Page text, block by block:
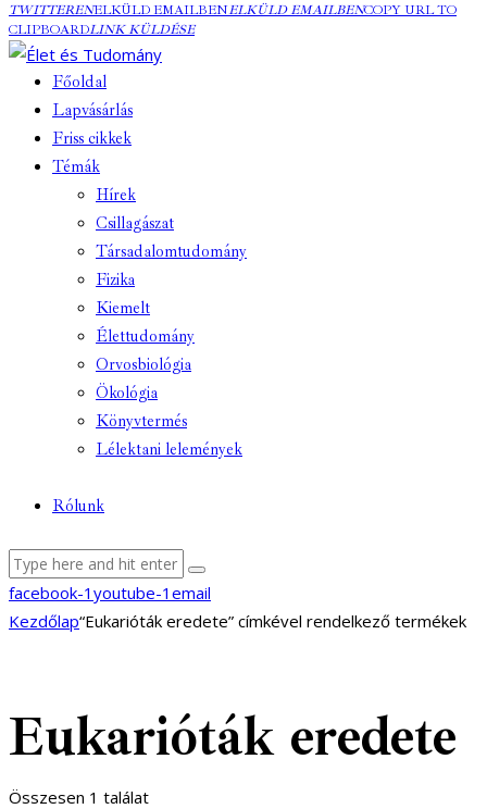
TWITTERENELKÜLD EMAILBENELKÜLD EMAILBENCOPY URL TO
CLIPBOARDLINK KÜLDÉSE
Főoldal
Lapvásárlás
Friss cikkek
Témák
Hírek
Csillagászat
Társadalomtudomány
Fizika
Kiemelt
Élettudomány
Orvosbiológia
Ökológia
Könyvtermés
Lélektani lelemények
Rólunk
facebook-1 youtube-1 email
Kezdőlap“Eukarióták eredete” címkével rendelkező termékek
Eukarióták eredete
Összesen 1 találat